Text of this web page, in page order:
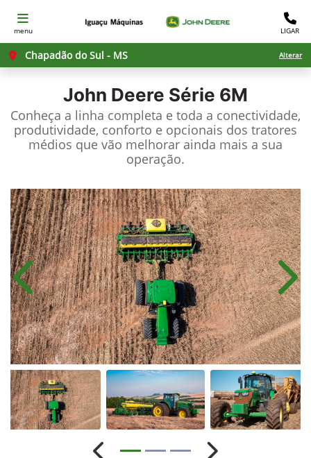
menu LIGAR
Chapadão do Sul - MS Alterar
John Deere Série 6M
Conheça a linha completa e toda a conectividade,
produtividade, conforto e opcionais dos tratores
médios que vão melhorar ainda mais a sua
operação.
Anterior